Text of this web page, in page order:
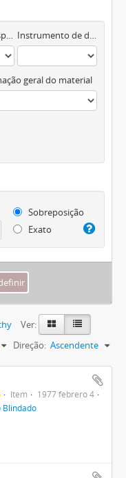
Objeto digital disponível Instrumento de descrição documental
geral do material
Sobreposição
Exato
Ver:
Direção: Ascendente
Item
1977 febrero 4
Blindado